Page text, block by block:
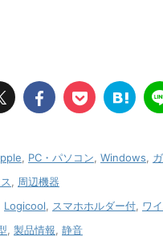
PC・パソコン Windows
周辺機器
Logicool スマホホルダー付 ワ
製品情報 静音